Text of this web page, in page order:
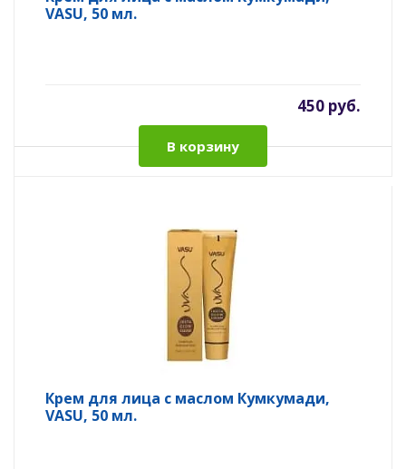
VASU, 50 мл.
450 руб.
В корзину
Крем для лица с маслом Кумкумади,
VASU, 50 мл.